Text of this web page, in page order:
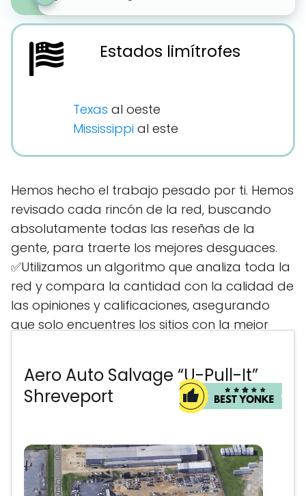
Estados limítrofes
Texas al oeste
Mississippi al este
Hemos hecho el trabajo pesado por ti. Hemos
revisado cada rincón de la red, buscando
absolutamente todas las reseñas de la
gente, para traerte los mejores desguaces.
✅Utilizamos un algoritmo que analiza toda la
red y compara la cantidad con la calidad de
las opiniones y calificaciones, asegurando
que solo encuentres los sitios con la mejor
usadas, sin perder tiempo ni dinero.
¡Contacta con el desarmadero más cercano!
Anuncio
Aero Auto Salvage “U-Pull-It”
Shreveport